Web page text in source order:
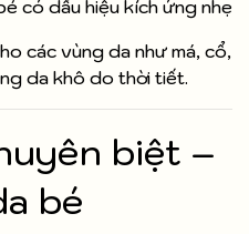
có dấu hiệu kích ứng nhẹ
các vùng da như má, cổ,
da khô do thời tiết.
biệt –
bé